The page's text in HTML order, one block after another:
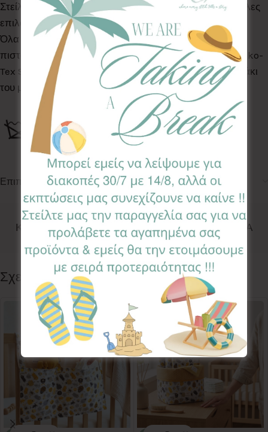
Στείλτε μας μήνυμα ή καλέστε μας για να βρούμε & άλλες
επιλογές σχεδίων & χρωμάτων !
Όλα τα Υφάσματα της συλλογής μας είναι ελεγμένα &
πιστοποιημένα για βλαβερές ουσίες σύμφωνα με το Oeko-
Tex Standard 100, κατάλληλα για το ευαίσθητο δερματάκι
του μωρού σας.
Επιπλέον πληροφορίες
Κωδικός προϊόντος:FLL-PN
Κατηγορίες: DECO, ΣΗΜΑΙΑΚΙΑ ΜΕ ΜΟΝΟΓΡΑΜΜΑ
Follow:
Σχετικά προϊόντα